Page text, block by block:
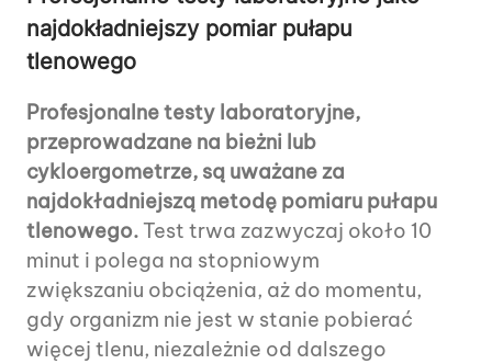
najdokładniejszy pomiar pułapu
tlenowego
Profesjonalne testy laboratoryjne,
przeprowadzane na bieżni lub
cykloergometrze, są uważane za
najdokładniejszą metodę pomiaru pułapu
tlenowego.Test trwa zazwyczaj około 10
minut i polega na stopniowym
zwiększaniu obciążenia, aż do momentu,
gdy organizm nie jest w stanie pobierać
więcej tlenu, niezależnie od dalszego